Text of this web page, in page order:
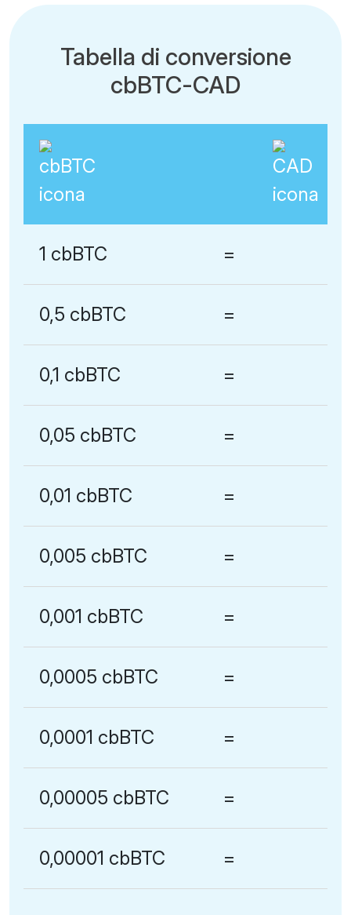
Tabella di conversione
cbBTC-CAD
1 cbBTC =
0,5 cbBTC =
0,1 cbBTC =
0,05 cbBTC =
0,01 cbBTC =
0,005 cbBTC =
0,001 cbBTC =
0,0005 cbBTC =
0,0001 cbBTC =
0,00005 cbBTC =
0,00001 cbBTC =